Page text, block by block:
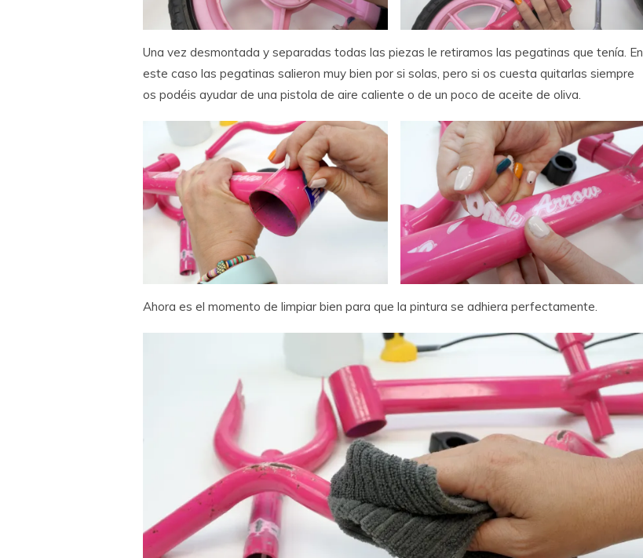
Una vez desmontada y separadas todas las piezas le retiramos las pegatinas que tenía. En
este caso las pegatinas salieron muy bien por si solas, pero si os cuesta quitarlas siempre
os podéis ayudar de una pistola de aire caliente o de un poco de aceite de oliva.
Ahora es el momento de limpiar bien para que la pintura se adhiera perfectamente.